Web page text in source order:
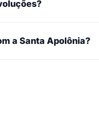
a Santa Apolônia?